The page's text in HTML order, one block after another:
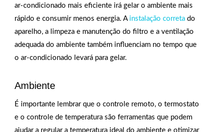
ar-condicionado mais eficiente irá gelar o ambiente mais
rápido e consumir menos energia. A instalação correta do
aparelho, a limpeza e manutenção do filtro e a ventilação
adequada do ambiente também influenciam no tempo que
o ar-condicionado levará para gelar.
Ambiente
É importante lembrar que o controle remoto, o termostato
e o controle de temperatura são ferramentas que podem
ajudar a regular a temperatura ideal do ambiente e otimizar